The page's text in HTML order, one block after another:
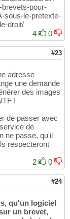
brevets-pour-
sous-le-pretexte-
droit/
4
0
#23
adresse
une demande
des images
!
de passer avec
de
ne passe, qu'il
respecteront
2
0
#24
qu'un logiciel
un brevet,